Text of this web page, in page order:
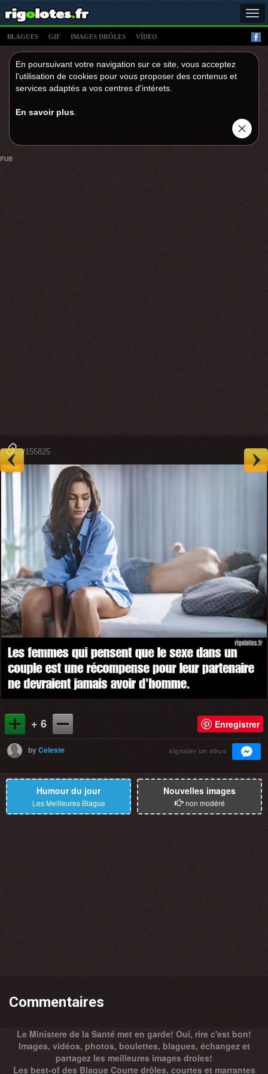
BLAGUES GIF IMAGES DRÔLES VÍDEO
En poursuivant votre navigation sur ce site, vous acceptez
l'utilisation de cookies pour vous proposer des contenus et
services adaptés a vos centres d'intérets.
En savoir plus
PUB
#155825
+ 6 Enregistrer
byCeleste signaler un abus
Humour du jour
Les Meilleures Blague
Nouvelles images
non modéré
Commentaires
Le Ministere de la Santé met en garde! Oui, rire c'est bon!
Images, vidéos, photos, boulettes, blagues, échangez et
partagez les meilleures images droles!
Les best-of des Blague Courte drôles, courtes et marrantes